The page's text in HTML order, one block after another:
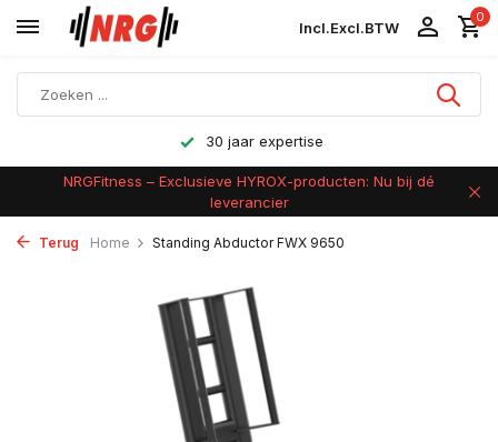
Incl.Excl.BTW
0
Achteraf betalen
NRGFitness – Exclusieve HYROX-producten: Nu bij dé
leverancier
Terug Home Standing Abductor FWX 9650